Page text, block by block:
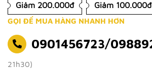
Giảm 200.000đ Giảm 100.000đ
GỌI ĐỂ MUA HÀNG NHANH HƠN
0901456723/
21h30)